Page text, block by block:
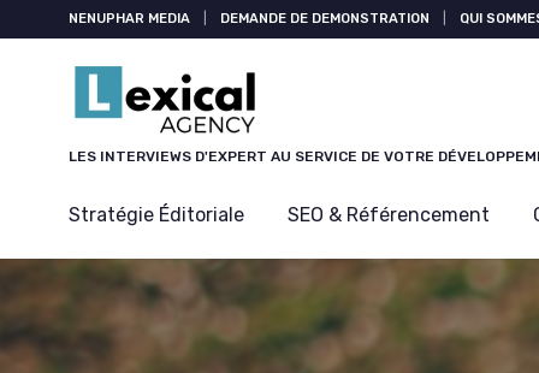
NENUPHAR MEDIA DEMANDE DE DEMONSTRATION QUI
LES INTERVIEWS D'EXPERT AU SERVICE DE VOTRE
Stratégie Éditoriale SEO & Référencement
Panneau de gestion des cookies